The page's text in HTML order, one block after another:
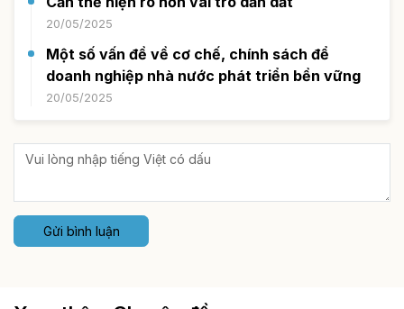
20/05/2025
Một số vấn đề về cơ chế, chính sách để
doanh nghiệp nhà nước phát triển bền vững
20/05/2025
Gửi bình luận